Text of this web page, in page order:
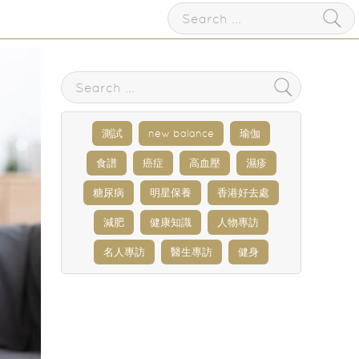
測試 new balance 瑜伽
食譜 癌症 高血壓 濕疹
糖尿病 明星保養 香港好去處
減肥 健康知識 人物專訪
名人專訪 醫生專訪 健身